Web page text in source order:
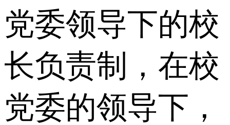
党委领导下的校
长负责制，在校
党委的领导下，